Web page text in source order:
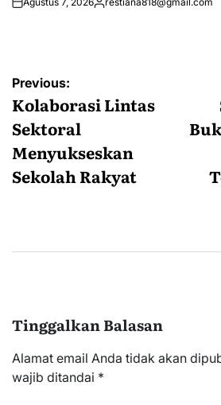
Posted
Navigasi
pos
Previous:
Kolaborasi Lintas
Sektoral
Menyukseskan
Sekolah Rakyat
Tinggalkan Balasan
Alamat email Anda tidak akan
wajib ditandai *